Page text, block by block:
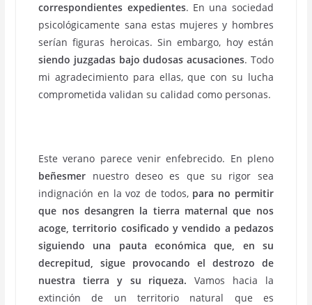
correspondientes expedientes. En una sociedad
psicológicamente sana estas mujeres y hombres
serían figuras heroicas. Sin embargo, hoy están
siendo juzgadas bajo dudosas acusaciones. Todo
mi agradecimiento para ellas, que con su lucha
comprometida validan su calidad como personas.
Este verano parece venir enfebrecido. En pleno
beñesmer nuestro deseo es que su rigor sea
indignación en la voz de todos, para no permitir
que nos desangren la tierra maternal que nos
acoge, territorio cosificado y vendido a pedazos
siguiendo una pauta económica que, en su
decrepitud, sigue provocando el destrozo de
nuestra tierra y su riqueza. Vamos hacia la
extinción de un territorio natural que es